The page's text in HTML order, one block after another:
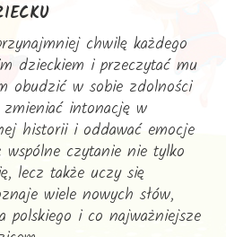
chwilę każdego
dzieckiem i przeczytać mu
obudzić w sobie zdolności
intonację w
historii i oddawać emocje
wspólne czytanie nie tylko
lecz także uczy się
wiele nowych słów,
polskiego i co najważniejsze